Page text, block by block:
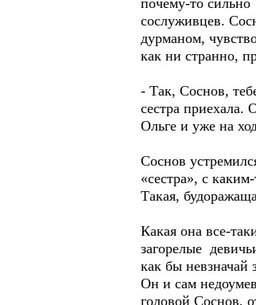
почему-то
сослуживцев.
дурманом,
как ни странно,
- Так, Соснов,
сестра приехала.
Ольге и уже на
Соснов
«сестра», с
Такая,
Какая она все-
загорелые
как бы невзначай
Он и сам
головой Соснов,